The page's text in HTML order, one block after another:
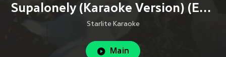
Supalonely (Karaoke Version) (Explicit) (Karaoke Version|Explicit)
Starlite Karaoke
Main